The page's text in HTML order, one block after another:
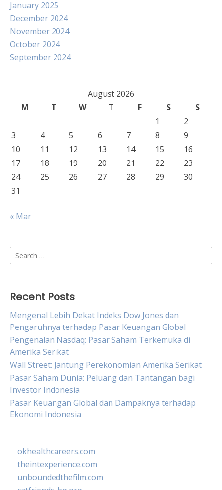
January 2025
December 2024
November 2024
October 2024
September 2024
August 2026
M
T W T F S
S
1
2
3
4 5 6 7 8
9
10
11 12 13 14 15
16
17
18 19 20 21 22
23
24
25 26 27 28 29
30
31
« Mar
Search
for:
Recent Posts
Mengenal Lebih Dekat Indeks Dow Jones dan
Pengaruhnya terhadap Pasar Keuangan Global
Pengenalan Nasdaq: Pasar Saham Terkemuka di
Amerika Serikat
Wall Street: Jantung Perekonomian Amerika Serikat
Pasar Saham Dunia: Peluang dan Tantangan bagi
Investor Indonesia
Pasar Keuangan Global dan Dampaknya terhadap
Ekonomi Indonesia
okhealthcareers.com
theintexperience.com
unboundedthefilm.com